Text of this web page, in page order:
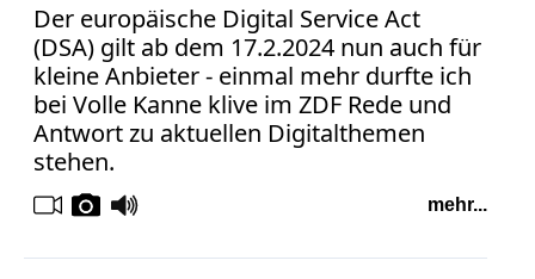
Der europäische Digital Service Act
(DSA) gilt ab dem 17.2.2024 nun auch für
kleine Anbieter - einmal mehr durfte ich
bei Volle Kanne klive im ZDF Rede und
Antwort zu aktuellen Digitalthemen
stehen.
mehr...